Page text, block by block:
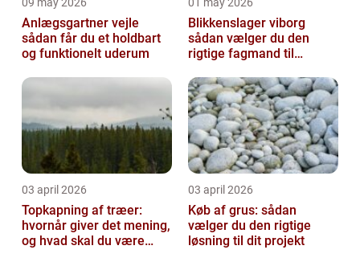
Anlægsgartner vejle
sådan får du et holdbart
og funktionelt uderum
Blikkenslager viborg
sådan vælger du den
rigtige fagmand til
03 april 2026
Topkapning af træer:
hvornår giver det mening,
og hvad skal du være
03 april 2026
Køb af grus: sådan
vælger du den rigtige
løsning til dit projekt